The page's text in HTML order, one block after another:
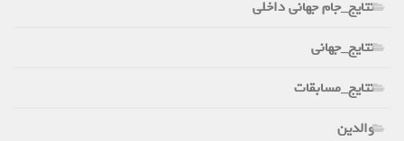
نتایج_جام جهانی داخلی
نتایج_جهانی
نتایج_مسابقات
والدین